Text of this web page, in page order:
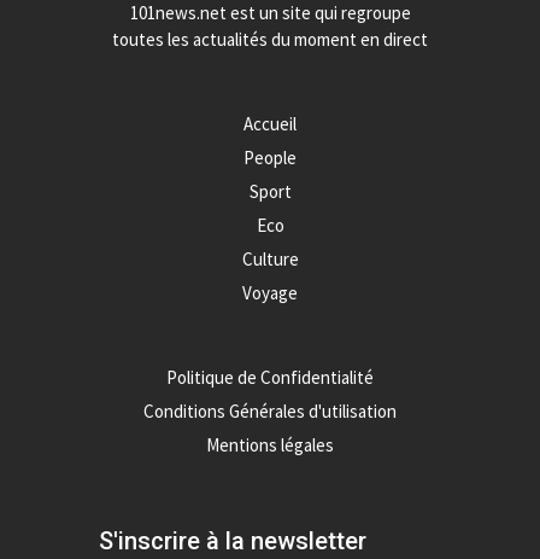
101news.net est un site qui regroupe
toutes les actualités du moment en direct
Accueil
People
Sport
Eco
Culture
Voyage
Politique de Confidentialité
Conditions Générales d'utilisation
Mentions légales
S'inscrire à la newsletter